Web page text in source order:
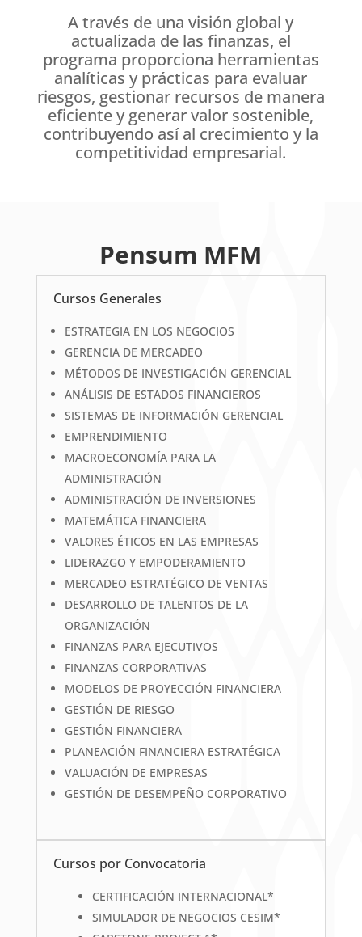
A través de una visión global y
actualizada de las finanzas, el
programa proporciona herramientas
analíticas y prácticas para evaluar
riesgos, gestionar recursos de manera
eficiente y generar valor sostenible,
contribuyendo así al crecimiento y la
competitividad empresarial.
Pensum MFM
Cursos Generales
ESTRATEGIA EN LOS NEGOCIOS
GERENCIA DE MERCADEO
MÉTODOS DE INVESTIGACIÓN GERENCIAL
ANÁLISIS DE ESTADOS FINANCIEROS
SISTEMAS DE INFORMACIÓN GERENCIAL
EMPRENDIMIENTO
MACROECONOMÍA PARA LA
ADMINISTRACIÓN
ADMINISTRACIÓN DE INVERSIONES
MATEMÁTICA FINANCIERA
VALORES ÉTICOS EN LAS EMPRESAS
LIDERAZGO Y EMPODERAMIENTO
MERCADEO ESTRATÉGICO DE VENTAS
DESARROLLO DE TALENTOS DE LA
ORGANIZACIÓN
FINANZAS PARA EJECUTIVOS
FINANZAS CORPORATIVAS
MODELOS DE PROYECCIÓN FINANCIERA
GESTIÓN DE RIESGO
GESTIÓN FINANCIERA
PLANEACIÓN FINANCIERA ESTRATÉGICA
VALUACIÓN DE EMPRESAS
GESTIÓN DE DESEMPEÑO CORPORATIVO
Cursos por Convocatoria
CERTIFICACIÓN INTERNACIONAL*
SIMULADOR DE NEGOCIOS CESIM*